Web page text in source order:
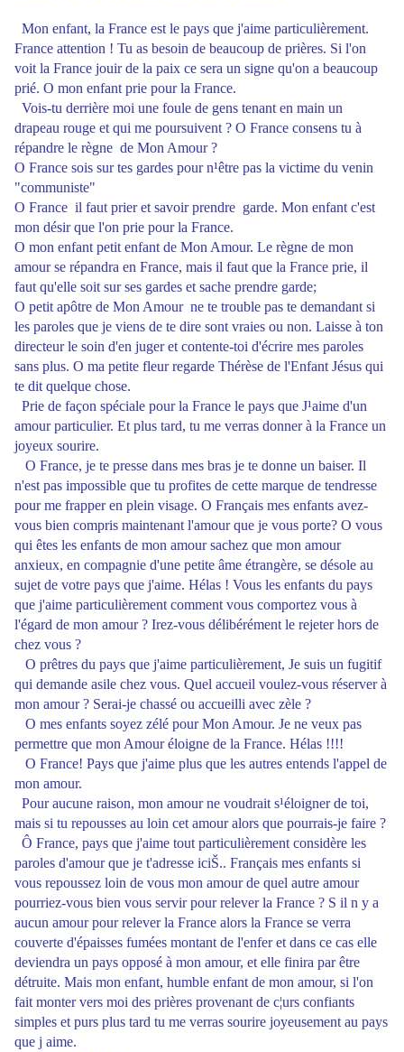
Mon enfant, la France est le pays que j'aime particulièrement.
France attention ! Tu as besoin de beaucoup de prières. Si l'on
voit la France jouir de la paix ce sera un signe qu'on a beaucoup
prié. O mon enfant prie pour la France.
Vois-tu derrière moi une foule de gens tenant en main un
drapeau rouge et qui me poursuivent ? O France consens tu à
répandre le règne de Mon Amour ?
O France sois sur tes gardes pour n¹être pas la victime du venin
"communiste"
O France il faut prier et savoir prendre garde. Mon enfant c'est
mon désir que l'on prie pour la France.
O mon enfant petit enfant de Mon Amour. Le règne de mon
amour se répandra en France, mais il faut que la France prie, il
faut qu'elle soit sur ses gardes et sache prendre garde;
O petit apôtre de Mon Amour ne te trouble pas te demandant si
les paroles que je viens de te dire sont vraies ou non. Laisse à ton
directeur le soin d'en juger et contente-toi d'écrire mes paroles
sans plus. O ma petite fleur regarde Thérèse de l'Enfant Jésus qui
te dit quelque chose.
Prie de façon spéciale pour la France le pays que J¹aime d'un
amour particulier. Et plus tard, tu me verras donner à la France un
joyeux sourire.
O France, je te presse dans mes bras je te donne un baiser. Il
n'est pas impossible que tu profites de cette marque de tendresse
pour me frapper en plein visage. O Français mes enfants avez-
vous bien compris maintenant l'amour que je vous porte? O vous
qui êtes les enfants de mon amour sachez que mon amour
anxieux, en compagnie d'une petite âme étrangère, se désole au
sujet de votre pays que j'aime. Hélas ! Vous les enfants du pays
que j'aime particulièrement comment vous comportez vous à
l'égard de mon amour ? Irez-vous délibérément le rejeter hors de
chez vous ?
O prêtres du pays que j'aime particulièrement, Je suis un fugitif
qui demande asile chez vous. Quel accueil voulez-vous réserver à
mon amour ? Serai-je chassé ou accueilli avec zèle ?
O mes enfants soyez zélé pour Mon Amour. Je ne veux pas
permettre que mon Amour éloigne de la France. Hélas !!!!
O France! Pays que j'aime plus que les autres entends l'appel de
mon amour.
Pour aucune raison, mon amour ne voudrait s¹éloigner de toi,
mais si tu repousses au loin cet amour alors que pourrais-je faire ?
Ô France, pays que j'aime tout particulièrement considère les
paroles d'amour que je t'adresse iciŠ.. Français mes enfants si
vous repoussez loin de vous mon amour de quel autre amour
pourriez-vous bien vous servir pour relever la France ? S il n y a
aucun amour pour relever la France alors la France se verra
couverte d'épaisses fumées montant de l'enfer et dans ce cas elle
deviendra un pays opposé à mon amour, et elle finira par être
détruite. Mais mon enfant, humble enfant de mon amour, si l'on
fait monter vers moi des prières provenant de c¦urs confiants
simples et purs plus tard tu me verras sourire joyeusement au pays
que j aime.